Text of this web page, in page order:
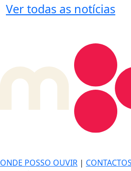
Ver todas as notícias
ONDE POSSO OUVIR | CONTACTOS